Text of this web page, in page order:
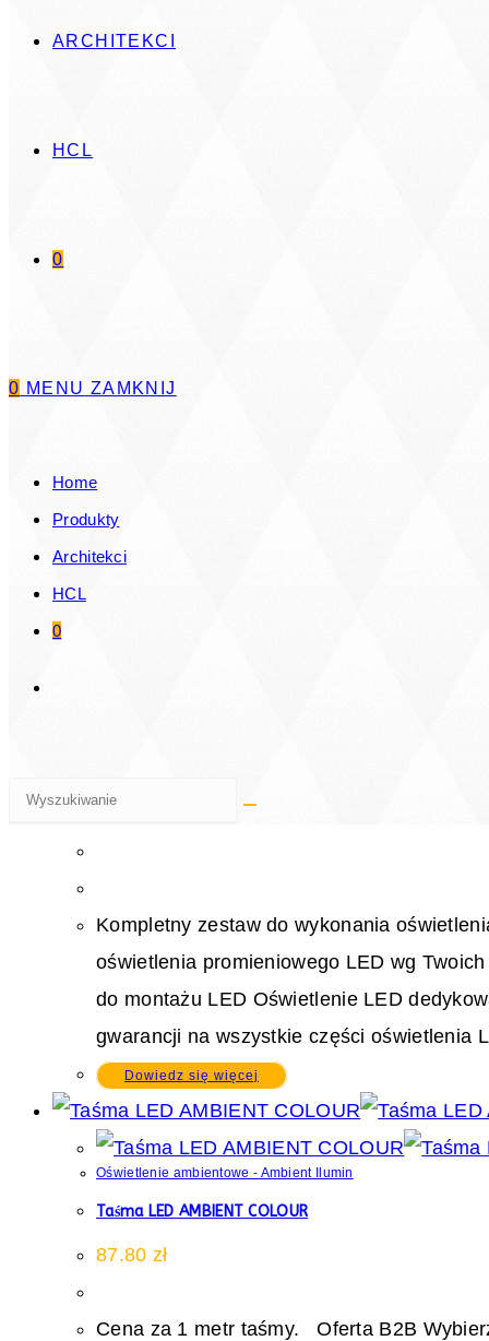
ARCHITEKCI
HCL
0
0 MENU ZAMKNIJ
Home
Produkty
Architekci
HCL
0
Kompletny zestaw do wykonania
ambientowego LED wg Twoich potrzeb
LED Oświetlenie LED dedykowane do
Kompletny zestaw, indywidualnie konfigurowanego
Kompletny zestaw do wykonania
oświetlenia promieniowego LED wg
do montażu LED Oświetlenie LED
gwarancji na wszystkie części oświetlenia
Dowiedz się więcej
Oświetlenie ambientowe - Ambient Ilumin
Taśma LED AMBIENT COLOUR
87.80 zł
Cena za 1 metr taśmy. Oferta B2B